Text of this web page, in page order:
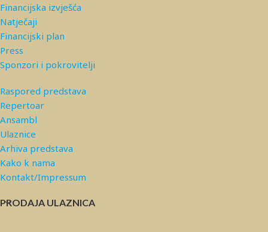
Financijska izvješća
Natječaji
Financijski plan
Press
Sponzori i pokrovitelji
Raspored predstava
Repertoar
Ansambl
Ulaznice
Arhiva predstava
Kako k nama
Kontakt/Impressum
PRODAJA ULAZNICA